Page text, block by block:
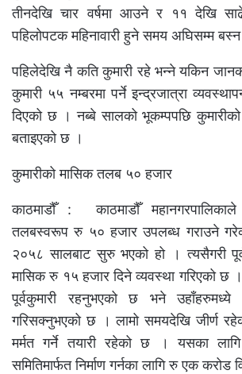
तीनदेखि चार वर्षमा आउने र ११ देखि
पहिलोपटक महिनावारी हुने समय अघिसम्म
पहिलेदेखि नै कति कुमारी रहे भन्ने यकिन
कुमारी ५५ नम्बरमा पर्ने इन्द्रजात्रा
दिएको छ । नब्बे सालको भूकम्पपछि कुमारीको
बताइएको छ ।
कुमारीको मासिक तलब ५० हजार
काठमाडौँ : काठमाडौँ महानगरपालिकाले
तलबस्वरूप रु ५० हजार उपलब्ध गराउने
२०५८ सालबाट सुरु भएको हो । त्यसैगरी
मासिक रु १५ हजार दिने व्यवस्था गरिएको छ
पूर्वकुमारी रहनुभएको छ भने उहाँहरुमध्ये
गरिसक्नुभएको छ । लामो समयदेखि जीर्ण
मर्मत गर्ने तयारी रहेको छ । यसका
समितिमार्फत निर्माण गर्नका लागि रु एक